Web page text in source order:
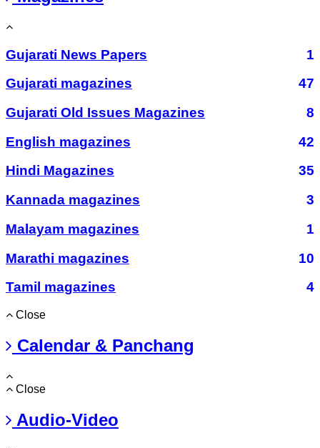
Gujarati News Papers
1
Gujarati magazines
47
Gujarati Old Issues Magazines
8
English magazines
42
Hindi Magazines
35
Kannada magazines
3
Malayam magazines
1
Marathi magazines
10
Tamil magazines
4
Close
Calendar & Panchang
Close
Audio-Video